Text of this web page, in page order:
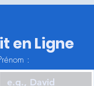
en Ligne
: